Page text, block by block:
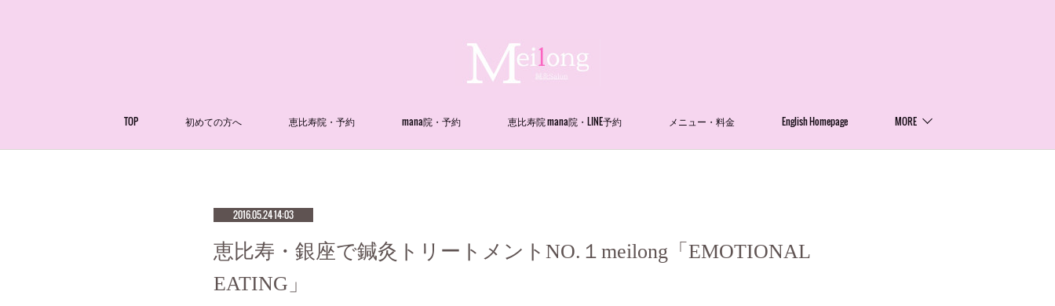
TOP 初めての方へ 恵比寿院・予約 mana院・予約 恵比寿院 mana院・LINE予約 メニュー・料金 English Homepage MORE
2016.05.24 14:03
恵比寿・銀座で鍼灸トリートメントNO.１meilong「EMOTIONAL
EATING」